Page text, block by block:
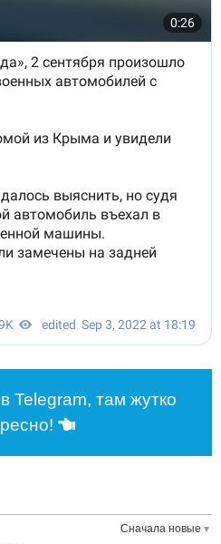
Telegram, там жутко
Сначала новые